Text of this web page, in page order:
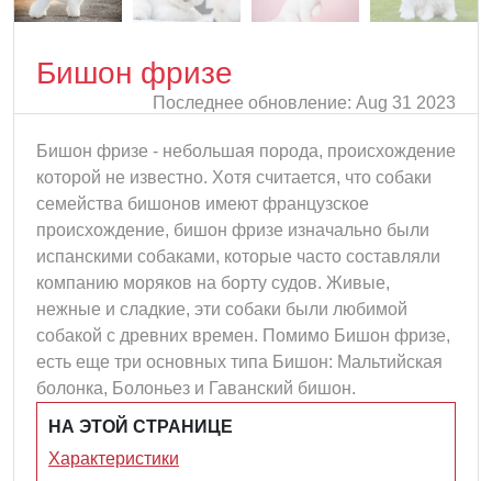
Бишон фризе
Последнее обновление: Aug 31 2023
Бишон фризе - небольшая порода, происхождение
которой не известно. Хотя считается, что собаки
семейства бишонов имеют французское
происхождение, бишон фризе изначально были
испанскими собаками, которые часто составляли
компанию моряков на борту судов. Живые,
нежные и сладкие, эти собаки были любимой
собакой с древних времен. Помимо Бишон фризе,
есть еще три основных типа Бишон: Мальтийская
болонка, Болоньез и Гаванский бишон.
НА ЭТОЙ СТРАНИЦЕ
Характеристики